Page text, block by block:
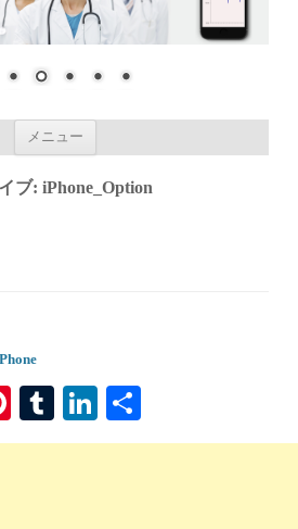
メニュー
ブ:iPhone_Option
Pi
nt
T
u
Li
nk 有